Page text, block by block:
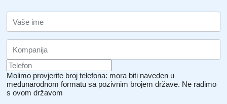
Molimo provjerite broj telefona: mora biti naveden u
međunarodnom formatu sa pozivnim brojem države. Ne radimo
s ovom državom